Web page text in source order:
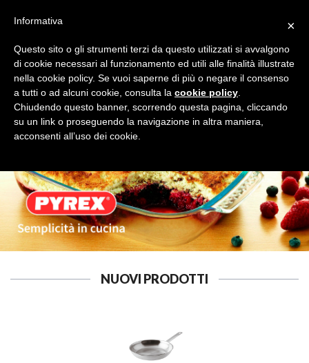
ACCESSORI VETRO Cerca
NUOVI PRODOTTI
×
Informativa
Questo sito o gli strumenti terzi da questo utilizzati si avvalgono
di cookie necessari al funzionamento ed utili alle finalità illustrate
nella cookie policy. Se vuoi saperne di più o negare il consenso
a tutti o ad alcuni cookie, consulta la cookie policy
Chiudendo questo banner, scorrendo questa pagina, cliccando
su un link o proseguendo la navigazione in altra maniera,
acconsenti all’uso dei cookie.